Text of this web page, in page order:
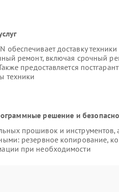
обеспечивает доставку
ремонт, включая срочный
предоставляется
техники
решение и
прошивок и инструментов,
резервное копирование,
при необходимости